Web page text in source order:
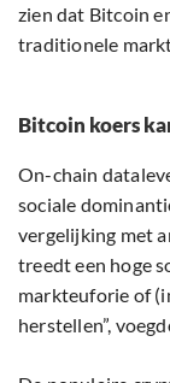
zien dat Bitcoin
traditionele
Bitcoin koers
On-chain
sociale
vergelijking met
treedt een hoge
markteuforie of
herstellen”,